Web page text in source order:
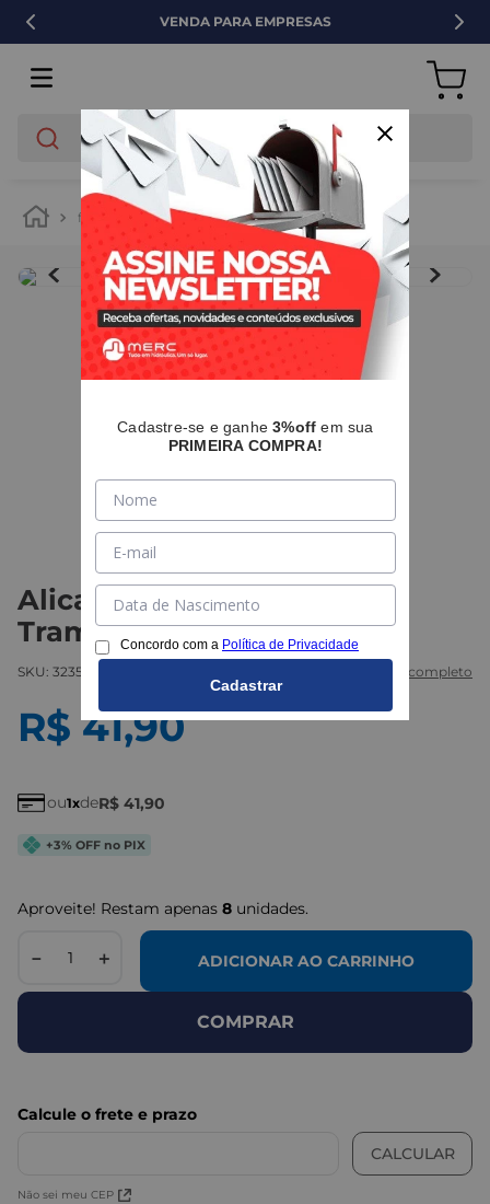
VENDA PARA EMPRESAS
O que você está buscando?
ferramentas ferramentas manuais alicate
IMAGENS MERAMENTE ILUSTRATIVAS
Alicate de Prensar 8"" -
Tramontina
SKU: 323580118 Ver descritivo completo
R$ 41,90
ou1 deR$ 41,90
+3% OFF no PIX
Aproveite! Restam apenas 8 unidades.
＋
－ ADICIONAR AO CARRINHO
COMPRAR
Não sei meu CEP
Cadastre-se e ganhe3%off em sua
PRIMEIRA COMPRA!
Concordo com a Política de Privacidade
Cadastrar